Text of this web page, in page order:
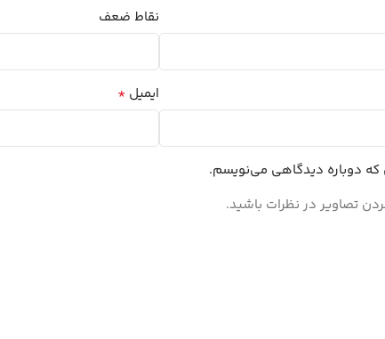
نقاط ضعف
ایمیل *
که دوباره دیدگاهی می‌نویسم.
تصاویر در نظرات باشید.